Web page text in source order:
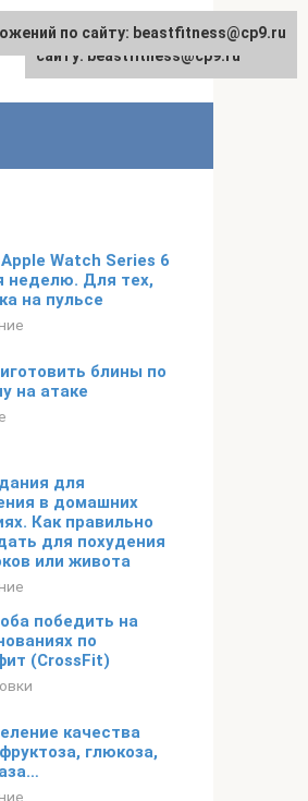
Watch Series 6
неделю. Для тех,
на пульсе
блины по
на атаке
для
в домашних
Как правильно
для похудения
или живота
победить на
по
(CrossFit)
качества
глюкоза,
Для любых предложений по
сайту: beastfitness@cp9.ru
по сайту: beastfitness@cp9.ru